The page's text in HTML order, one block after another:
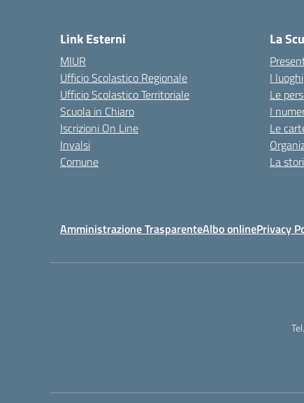
Link Esterni
MIUR
Ufficio Scolastico Regionale
Ufficio Scolastico Territoriale
Scuola in Chiaro
Iscrizioni On Line
Invalsi
Comune
La
I luoghi
Le
I
Le
La
Amministrazione TrasparenteAlbo onlinePrivacy